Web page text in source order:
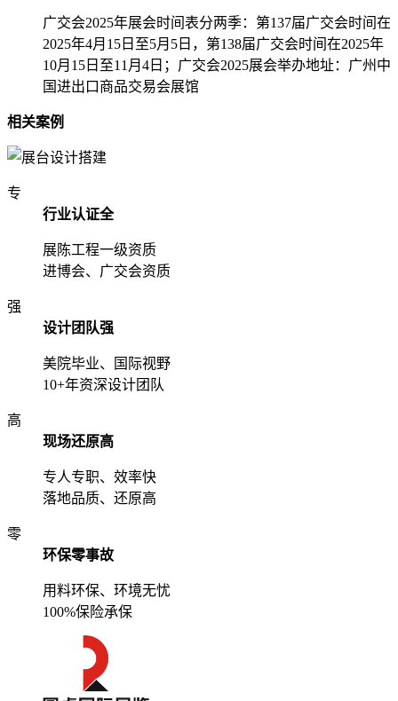
广交会2025年展会时间表分两季：第137届广交会时间在
2025年4月15日至5月5日，第138届广交会时间在2025年
10月15日至11月4日；广交会2025展会举办地址：广州中
国进出口商品交易会展馆
相关案例
专
行业认证全
展陈工程一级资质
进博会、广交会资质
强
设计团队强
美院毕业、国际视野
10+年资深设计团队
高
现场还原高
专人专职、效率快
落地品质、还原高
零
环保零事故
用料环保、环境无忧
100%保险承保